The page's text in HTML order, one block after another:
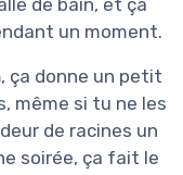
un moment.
, ça donne un petit
même si tu ne les
de racines un
soirée, ça fait le